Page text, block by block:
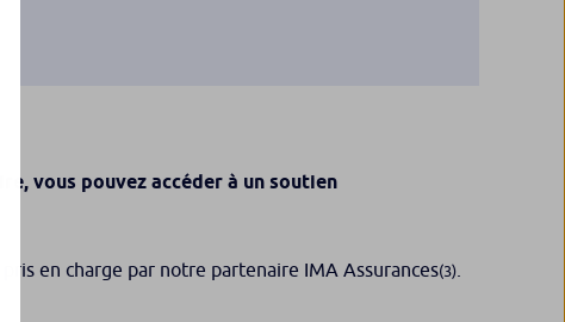
vous pouvez accéder à un soutien
en charge par notre partenaire IMA Assurances(3)